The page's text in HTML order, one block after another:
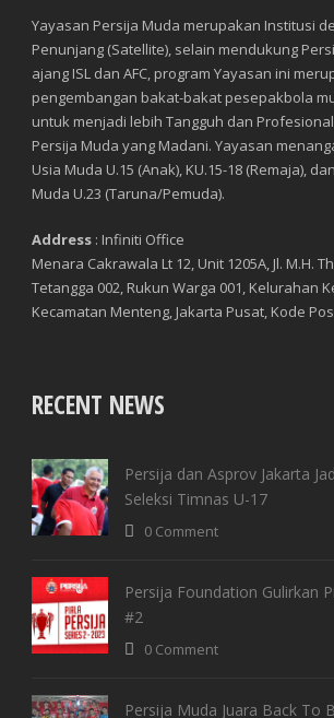
Yayasan Persija Muda merupakan Institusi
Penunjang (Satellite), selain mendukung
ajang ISL dan AFC, program Yayasan ini
pengembangan bakat-bakat pesepakbola
untuk menjadi lebih Tangguh dan
Persija Muda yang Madani. Yayasan
Usia Muda U.15 (Anak), KU.15-18 (Remaja),
Muda U.23 (Taruna/Pemuda).
Address : Infiniti Office
Menara Cakrawala Lt 12, Unit 1205A, Jl. M.H.
Tetangga 002, Rukun Warga 001, Kelurahan
Kecamatan Menteng, Jakarta Pusat, Kode
RECENT NEWS
Persija dan Asprov Jakarta
Seleksi Timnas U-17
0 Comment
Persija Foundation Gulirkan
#2
0 Comment
Persija Muda Juara Back To